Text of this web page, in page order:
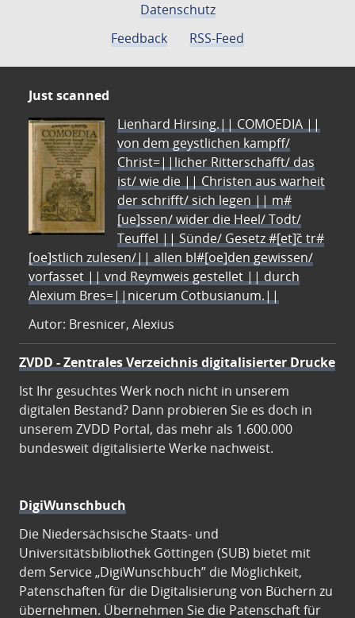
Datenschutz
Feedback
RSS-Feed
Just scanned
Lienhard Hirsing.|| COMOEDIA ||
von dem geystlichen kampff/
Christ=||licher Ritterschafft/ das
ist/ wie die || Christen aus warheit
der schrifft/ sich legen || m#
[ue]ssen/ wider die Heel/ Todt/
Teuffel || Sünde/ Gesetz #[et]c̃ tr#
[oe]stlich zulesen/|| allen bl#[oe]den gewissen/
vorfasset || vnd Reymweis gestellet || durch
Alexium Bres=||nicerum Cotbusianum.||
Autor: Bresnicer, Alexius
ZVDD - Zentrales Verzeichnis digitalisierter Drucke
Ist Ihr gesuchtes Werk noch nicht in unserem
digitalen Bestand? Dann probieren Sie es doch in
unserem ZVDD Portal, das mehr als 1.600.000
bundesweit digitalisierte Werke nachweist.
DigiWunschbuch
Die Niedersächsische Staats- und
Universitätsbibliothek Göttingen (SUB) bietet mit
dem Service „DigiWunschbuch” die Möglichkeit,
Patenschaften für die Digitalisierung von Büchern zu
übernehmen. Übernehmen Sie die Patenschaft für